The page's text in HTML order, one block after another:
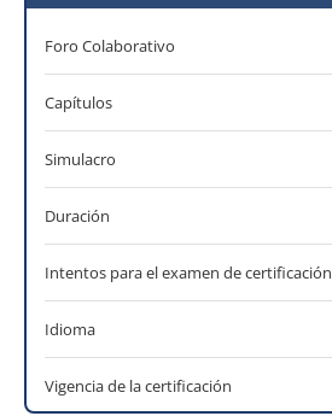
Foro Colaborativo
Capítulos
Simulacro
Duración
Intentos para el examen de certificación
Idioma
Vigencia de la certificación